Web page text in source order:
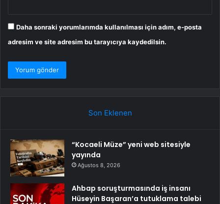
Daha sonraki yorumlarımda kullanılması için adım, e-posta
adresim ve site adresim bu tarayıcıya kaydedilsin.
Son Eklenen
“Kocaeli Müze” yeni web sitesiyle
yayında
Ağustos 8, 2026
Ahbap soruşturmasında iş insanı
Hüseyin Başaran’a tutuklama talebi